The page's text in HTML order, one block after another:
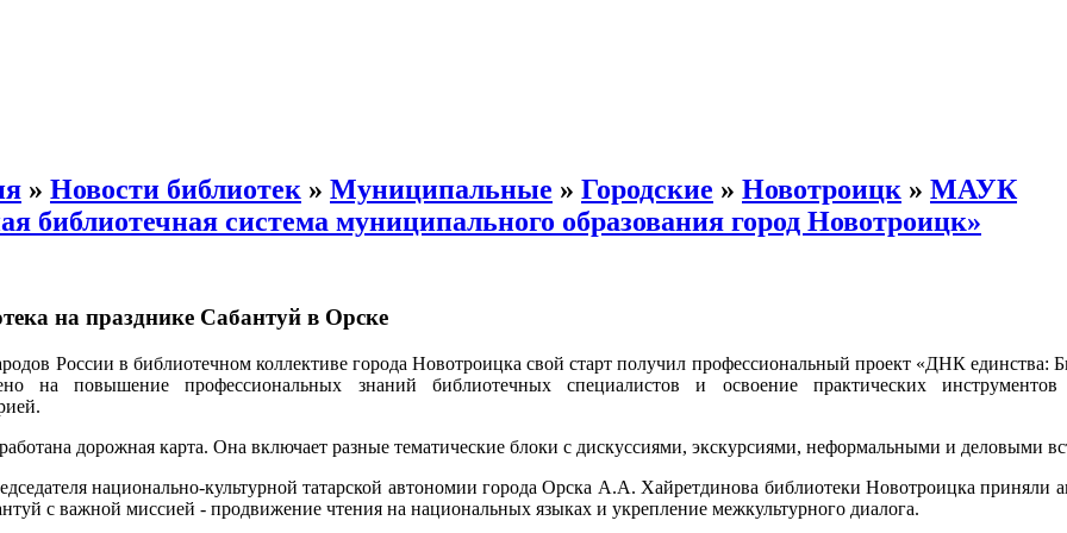
» Новости библиотек » Муниципальные » Городские » Новотроицк » МАУК
библиотечная система муниципального образования город Новотроицк»
на празднике Сабантуй в Орске
России в библиотечном коллективе города Новотроицка свой старт получил профессиональный проект «ДНК единства:
на повышение профессиональных знаний библиотечных специалистов и освоение практических
дорожная карта. Она включает разные тематические блоки с дискуссиями, экскурсиями, неформальными и деловыми
национально-культурной татарской автономии города Орска А.А. Хайретдинова библиотеки Новотроицка приняли
с важной миссией - продвижение чтения на национальных языках и укрепление межкультурного диалога.